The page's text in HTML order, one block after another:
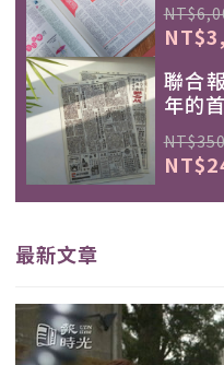
聯合
年的
最新文章